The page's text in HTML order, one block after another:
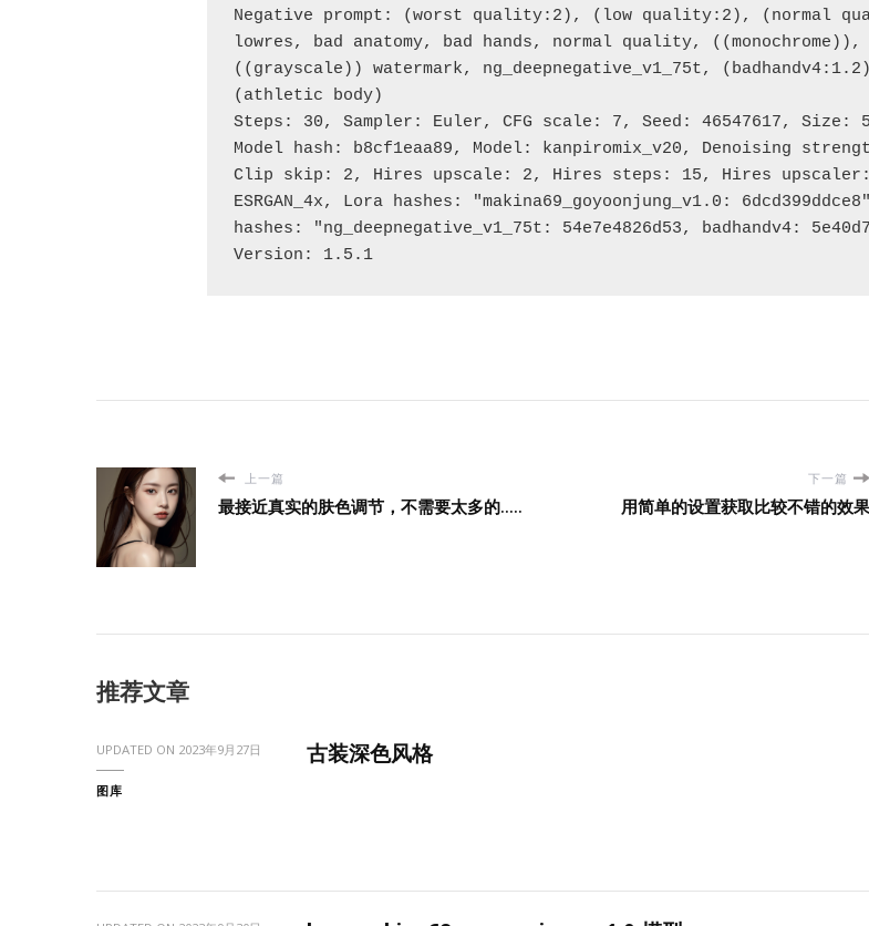
Negative prompt: (worst quality:2), (low quality:2), (normal
lowres, bad anatomy, bad hands, normal quality, ((monochrome)),
((grayscale)) watermark, ng_deepnegative_v1_75t,
(athletic body)
Steps: 30, Sampler: Euler, CFG scale: 7, Seed: 46547617, Size:
Model hash: b8cf1eaa89, Model: kanpiromix_v20, Denoising
Clip skip: 2, Hires upscale: 2, Hires steps: 15, Hires upscaler:
ESRGAN_4x, Lora hashes: "makina69_goyoonjung_v1.0:
hashes: "ng_deepnegative_v1_75t: 54e7e4826d53, badhandv4:
Version: 1.5.1
上一篇
最接近真实的肤色调节，不需要太多的.....
下一篇
用简单的设置获取比较不错的效果
推荐文章
UPDATED ON 2023年9月27日
图库
古装深色风格